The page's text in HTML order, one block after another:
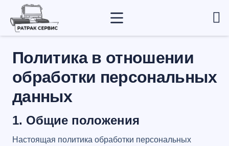
Политика в отношении
обработки персональных
данных
1. Общие положения
Настоящая политика обработки персональных